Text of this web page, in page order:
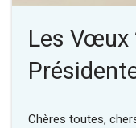
Les Vœux
Chères toutes,